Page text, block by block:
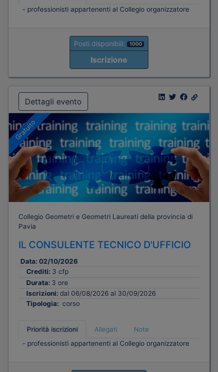
- professionisti appartenenti al Collegio organizzatore
Posti disponibili: 1000
Iscrizione
Dettagli evento
Gratuito
Collegio Geometri e Geometri Laureati della provincia di
Pavia
IL CONSULENTE TECNICO D'UFFICIO
Data: 02/10/2026
Crediti: 3 cfp
Durata: 3 ore
Iscrizioni: dal 06/08/2026 al 30/09/2026
Tipologia: corso
Priorità iscrizioni Allegati
Note
- professionisti appartenenti al Collegio organizzatore